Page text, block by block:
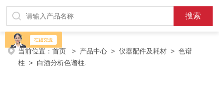
阀件、进样器、色谱担体），顶空进样器，热解析仪，紫外分光光度
计，原子吸收分光光度计，傅立叶红外光谱仪，分析天平等常规实验
室产品。
当前位置：首页 > 产品中心 >仪器配件及耗材 >色谱
柱 > 白酒分析色谱柱.